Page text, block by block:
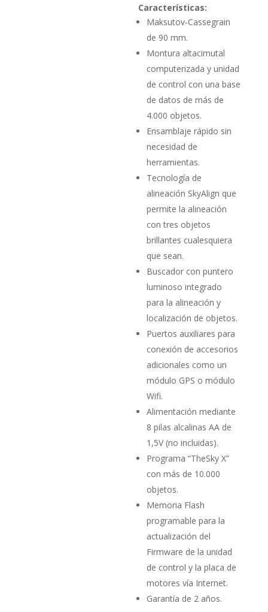
Características:
Maksutov-Cassegrain
de 90 mm.
Montura altacimutal
computerizada y unidad
de control con una base
de datos de más de
4.000 objetos.
Ensamblaje rápido sin
necesidad de
herramientas.
Tecnología de
alineación SkyAlign que
permite la alineación
con tres objetos
brillantes cualesquiera
que sean.
Buscador con puntero
luminoso integrado
para la alineación y
localización de objetos.
Puertos auxiliares para
conexión de accesorios
adicionales como un
módulo GPS o módulo
Wifi.
Alimentación mediante
8 pilas alcalinas AA de
1,5V (no inclui­das).
Programa “TheSky X”
con más de 10.000
objetos.
Memoria Flash
programable para la
actualización del
Firmware de la unidad
de control y la placa de
motores vía Internet.
Garantía de 2 años.